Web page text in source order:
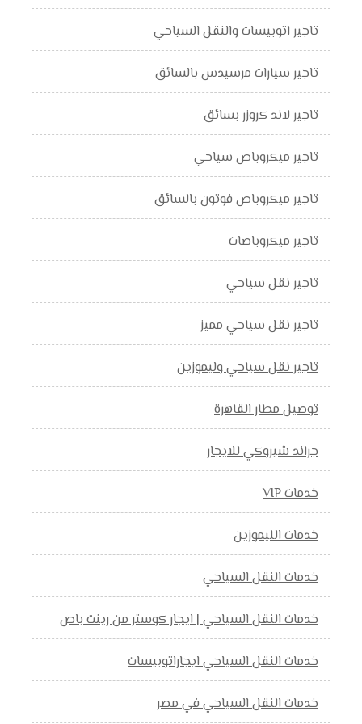
تاجير اتوبيسات والنقل السياحي
تاجير سيارات مرسيدس بالسائق
تاجير لاند كروزر بسائق
تاجير ميكروباص سياحي
تاجير ميكروباص فوتون بالسائق
تاجير ميكروباصات
تاجير نقل سياحي
تاجير نقل سياحي مميز
تاجير نقل سياحي وليموزين
توصيل مطار القاهرة
جراند شيروكي للايجار
خدمات VIP
خدمات الليموزين
خدمات النقل السياحي
خدمات النقل السياحي | ايجار كوستر من رينت باص
خدمات النقل السياحي ايجاراتوبيسات
خدمات النقل السياحي في مصر